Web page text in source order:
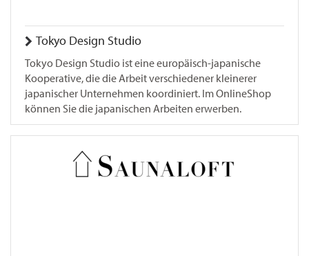
Tokyo Design Studio
Tokyo Design Studio ist eine europäisch-japanische
Kooperative, die die Arbeit verschiedener kleinerer
japanischer Unternehmen koordiniert. Im OnlineShop
können Sie die japanischen Arbeiten erwerben.